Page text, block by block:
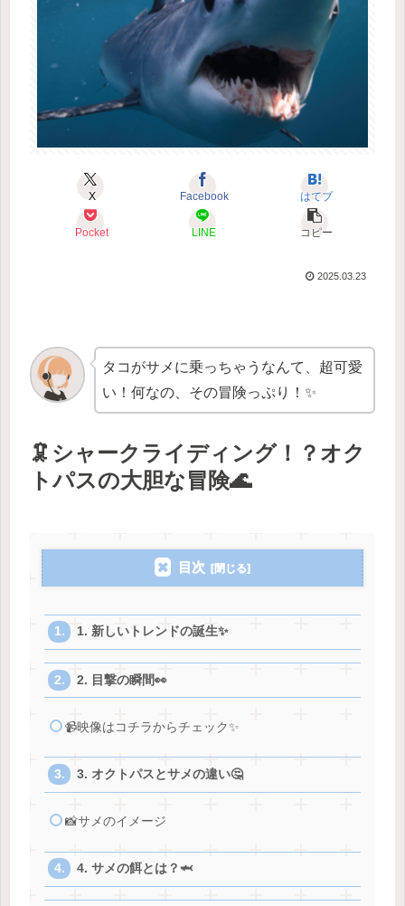
X Facebook はてブ
Pocket LINE コピー
2025.03.23
タコがサメに乗っちゃうなんて、超可愛
い！何なの、その冒険っぷり！✨
🦑シャークライディング！？オク
トパスの大胆な冒険🌊
目次
1. 新しいトレンドの誕生✨
2. 目撃の瞬間👀
📹映像はコチラからチェック✨
3. オクトパスとサメの違い🤔
📸サメのイメージ
4. サメの餌とは？🦈